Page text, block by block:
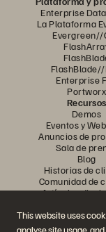
This website uses
Enterprise
La Plataforma
Evergreen//
FlashBlade//
Enterprise
Portworx
Recursos
Demos
Eventos y
Anuncios de
Sala de
Blog
Historias de
Comunidad de
Artículos